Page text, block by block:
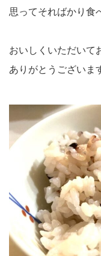
思ってそればかり食
おいしくいただいて
ありがとうございま